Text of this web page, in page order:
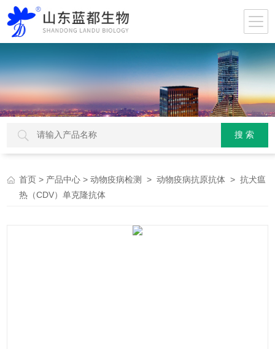
首页 > 产品中心 >动物疫病检测 >动物疫病抗原抗体 > 抗犬瘟
热（CDV）单克隆抗体